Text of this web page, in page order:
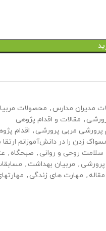
مدیران مدارس , محصولات
, مقالات و اقدام پژوهی
پرورشی مربی پرورشی , اقدام
زدن را در دانش‌آموزانم
سلامت روحی و روانی , صبحگاه ,
, مربیان بهداشت ,
مقاله , مهارت های زندگی ,